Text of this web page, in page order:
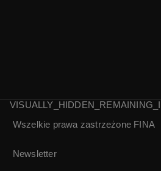
Wojciech Malajkat
Wszelkie prawa zastrzeżone FINA
Newsletter